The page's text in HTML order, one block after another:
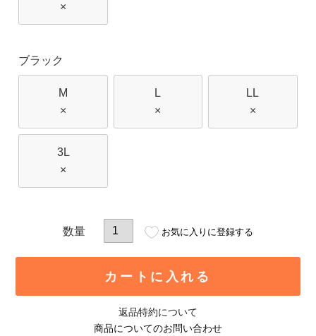
×
ブラック
M
×
L
×
LL
×
3L
×
お気に入りに登録する
カートに入れる
返品特約について
商品についてのお問い合わせ